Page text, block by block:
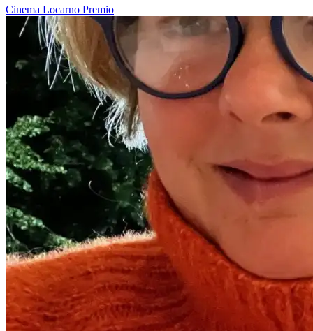
Cinema Locarno Premio